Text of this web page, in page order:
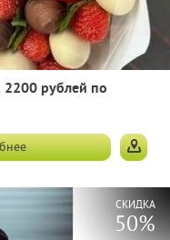
2200 рублей по
СКИДКА
50%